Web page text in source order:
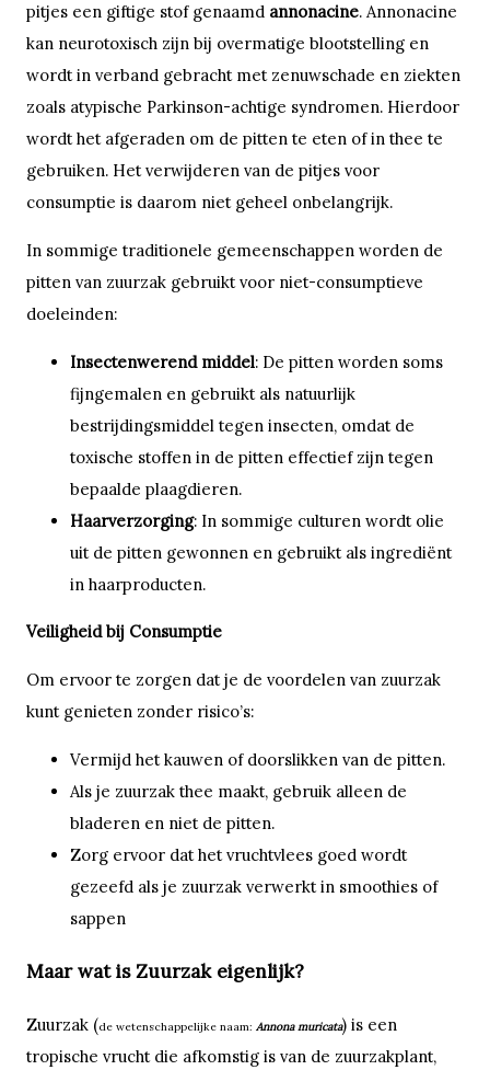
pitjes een giftige stof genaamd annonacine. Annonacine
kan neurotoxisch zijn bij overmatige blootstelling en
wordt in verband gebracht met zenuwschade en ziekten
zoals atypische Parkinson-achtige syndromen. Hierdoor
wordt het afgeraden om de pitten te eten of in thee te
gebruiken. Het verwijderen van de pitjes voor
consumptie is daarom niet geheel onbelangrijk.
In sommige traditionele gemeenschappen worden de
pitten van zuurzak gebruikt voor niet-consumptieve
doeleinden:
Insectenwerend middel: De pitten worden soms
fijngemalen en gebruikt als natuurlijk
bestrijdingsmiddel tegen insecten, omdat de
toxische stoffen in de pitten effectief zijn tegen
bepaalde plaagdieren.
Haarverzorging: In sommige culturen wordt olie
uit de pitten gewonnen en gebruikt als ingrediënt
in haarproducten.
Veiligheid bij Consumptie
Om ervoor te zorgen dat je de voordelen van zuurzak
kunt genieten zonder risico’s:
Vermijd het kauwen of doorslikken van de pitten.
Als je zuurzak thee maakt, gebruik alleen de
bladeren en niet de pitten.
Zorg ervoor dat het vruchtvlees goed wordt
gezeefd als je zuurzak verwerkt in smoothies of
sappen
Maar wat is Zuurzak eigenlijk?
Zuurzak (de wetenschappelijke naam: Annona muricata) is een
tropische vrucht die afkomstig is van de zuurzakplant,